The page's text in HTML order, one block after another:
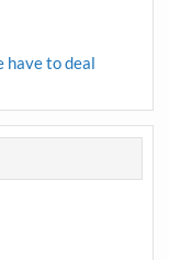
have to deal